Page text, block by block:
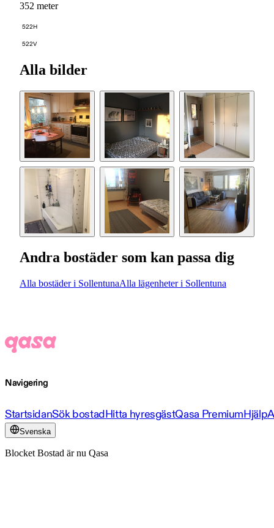
352 meter
522H
522V
Alla bilder
Andra bostäder som kan passa dig
Alla bostäder i SollentunaAlla lägenheter i Sollentuna
Navigering
StartsidanSök bostadHitta hyresgästQasa PremiumHjälp
Svenska
Blocket Bostad är nu Qasa